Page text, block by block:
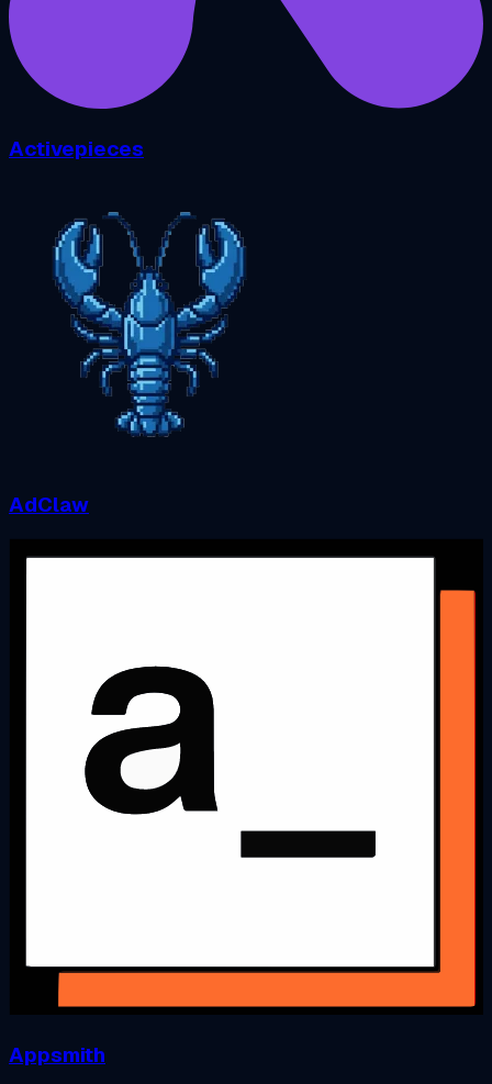
Activepieces
AdClaw
Appsmith